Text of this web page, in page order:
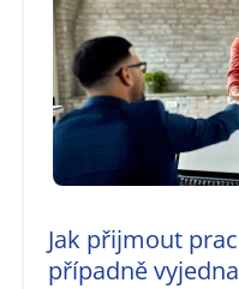
Jak přijmout
případně